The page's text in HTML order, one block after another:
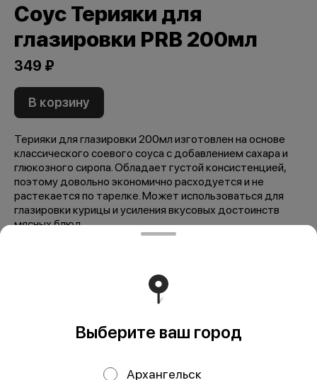
Соус Терияки для
глазировки PRB 200мл
349 ₽
В корзину
Терияки для глазировки 200мл изготовлен на основе
классического соевого соуса с добавлением сахара и
глюкозного сиропа. Обладает густой консистенцией,
поэтому довольно экономично расходуется и не
растекается по тарелке. Может использоваться для
глазировки курицы и усиления вкусовых достоинств
мясных блюд.
Выберите ваш город
Архангельск